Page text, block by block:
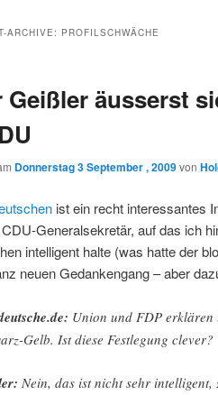
ARCHIVE: PROFILSCHWÄCHE
Geißler äusserst
Donnerstag 3 September , 2009von
ist ein recht interessantes
Generalsekretär, auf das ich
intelligent halte (was hatte der
neuen Gedankengang – aber
Union und FDP
Gelb. Ist diese Festlegung clever?
Nein, das ist nicht sehr